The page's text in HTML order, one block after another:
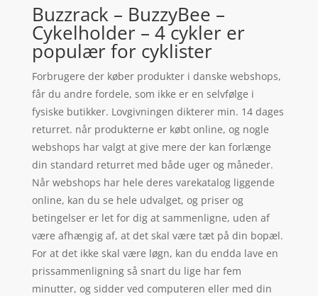
Buzzrack – BuzzyBee –
Cykelholder – 4 cykler er
populær for cyklister
Forbrugere der køber produkter i danske webshops,
får du andre fordele, som ikke er en selvfølge i
fysiske butikker. Lovgivningen dikterer min. 14 dages
returret. når produkterne er købt online, og nogle
webshops har valgt at give mere der kan forlænge
din standard returret med både uger og måneder.
Når webshops har hele deres varekatalog liggende
online, kan du se hele udvalget, og priser og
betingelser er let for dig at sammenligne, uden af
være afhængig af, at det skal være tæt på din bopæl.
For at det ikke skal være løgn, kan du endda lave en
prissammenligning så snart du lige har fem
minutter, og sidder ved computeren eller med din